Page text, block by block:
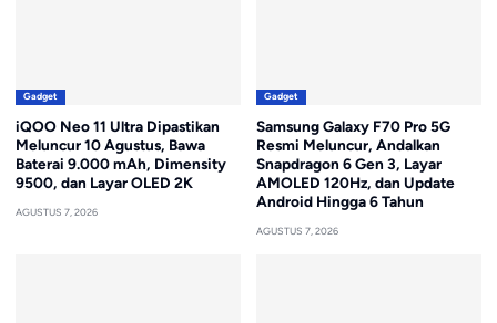
Gadget
iQOO Neo 11 Ultra Dipastikan
Meluncur 10 Agustus, Bawa
Baterai 9.000 mAh, Dimensity
9500, dan Layar OLED 2K
AGUSTUS 7, 2026
Gadget
Samsung Galaxy F70 Pro 5G
Resmi Meluncur, Andalkan
Snapdragon 6 Gen 3, Layar
AMOLED 120Hz, dan Update
Android Hingga 6 Tahun
AGUSTUS 7, 2026